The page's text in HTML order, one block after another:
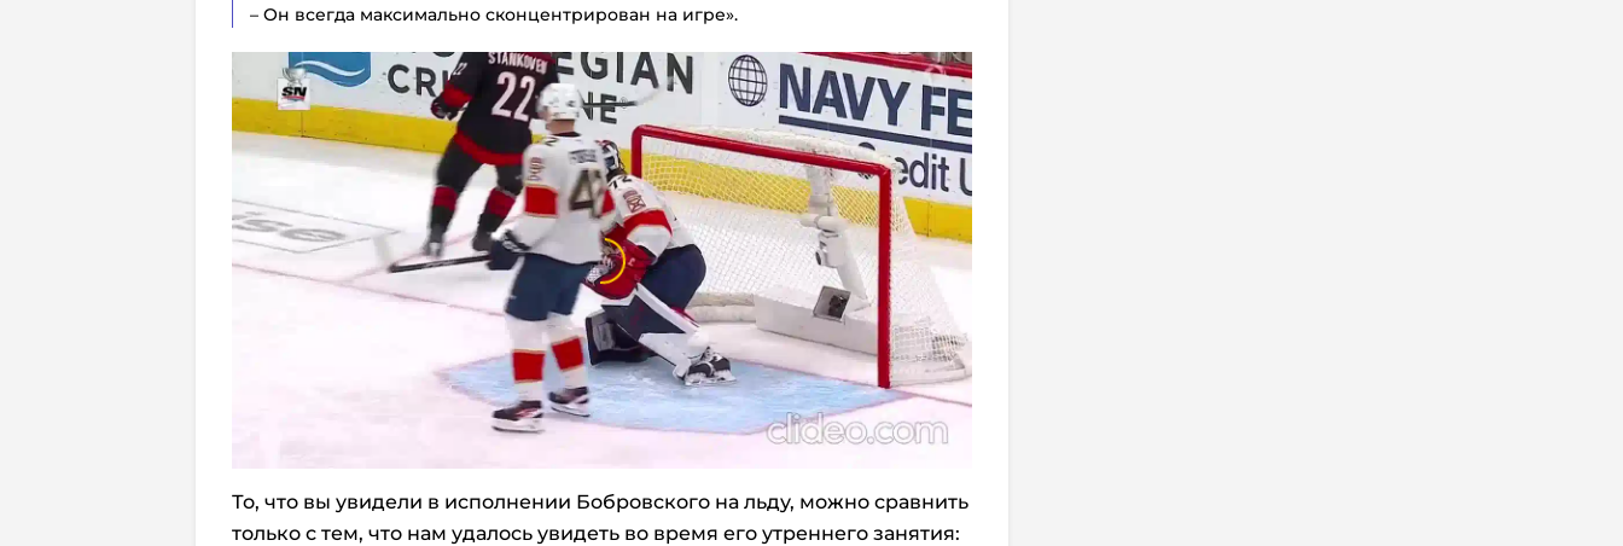
– Он всегда максимально сконцентрирован на игре».
То, что вы увидели в исполнении Бобровского на льду, можно сравнить
только с тем, что нам удалось увидеть во время его утреннего занятия: